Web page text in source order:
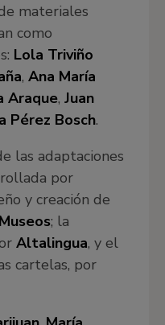
materiales
como
Lola Triviño
, Ana María
Araque, Juan
Pérez Bosch.
las adaptaciones
por
y creación de
; la
Altalingua, y el
cartelas, por